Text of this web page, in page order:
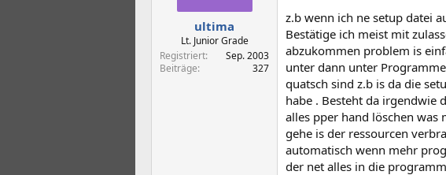
t
a
m
ultima
Lt. Junior Grade
Registriert
Sep. 2003
Beiträge
327
z.b wenn ich ne setup datei
Bestätige ich meist mit
abzukommen problem is
unter dann unter
quatsch sind z.b is da die
habe . Besteht da irgendwie
alles pper hand löschen was
gehe is der ressourcen
automatisch wenn mehr
der net alles in die